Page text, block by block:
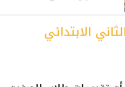
الابتدائي